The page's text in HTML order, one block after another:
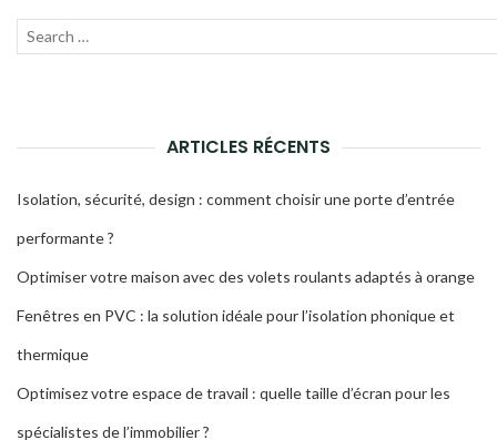
Recherche
ARTICLES RÉCENTS
Isolation, sécurité, design : comment choisir une porte d’entrée
performante ?
Optimiser votre maison avec des volets roulants adaptés à orange
Fenêtres en PVC : la solution idéale pour l’isolation phonique et
thermique
Optimisez votre espace de travail : quelle taille d’écran pour les
spécialistes de l’immobilier ?